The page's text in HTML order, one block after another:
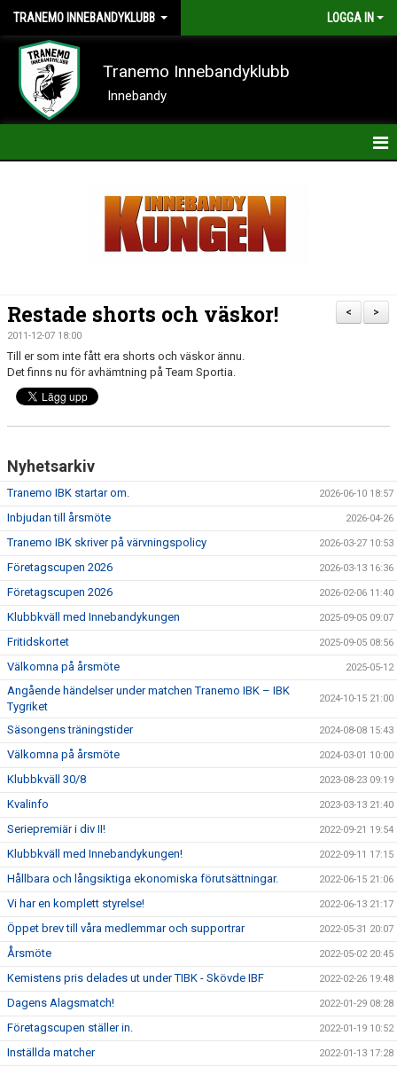
TRANEMO INNEBANDYKLUBB LOGGA IN
Tranemo Innebandyklubb
Innebandy
KALENDER
BILDER
DOKUMENT
FÖRETAGSCUPEN 2026
SCHEMAN
FÖRENINGSKLÄDER-INNEBANDYKUNGEN
FÖRENINGSDOMARE
>
<
Restade shorts och väskor!
2011-12-07 18:00
Till er som inte fått era shorts och väskor ännu.
Det finns nu för avhämtning på Team Sportia.
Nyhetsarkiv
Tranemo IBK startar om. 2026-06-10 18:57
Inbjudan till årsmöte 2026-04-26
Tranemo IBK skriver på värvningspolicy 2026-03-27 10:53
Företagscupen 2026 2026-03-13 16:36
Företagscupen 2026 2026-02-06 11:40
Klubbkväll med Innebandykungen 2025-09-05 09:07
Fritidskortet 2025-09-05 08:56
Välkomna på årsmöte 2025-05-12
Angående händelser under matchen Tranemo IBK – IBK
Tygriket
2024-10-15 21:00
Säsongens träningstider 2024-08-08 15:43
Välkomna på årsmöte 2024-03-01 10:00
Klubbkväll 30/8 2023-08-23 09:19
Kvalinfo 2023-03-13 21:40
Seriepremiär i div II! 2022-09-21 19:54
Klubbkväll med Innebandykungen! 2022-09-11 17:15
Hållbara och långsiktiga ekonomiska förutsättningar. 2022-06-15 21:06
Vi har en komplett styrelse! 2022-06-13 21:17
Öppet brev till våra medlemmar och supportrar 2022-05-31 20:07
Årsmöte 2022-05-02 20:45
Kemistens pris delades ut under TIBK - Skövde IBF 2022-02-26 19:48
Dagens Alagsmatch! 2022-01-29 08:28
Företagscupen ställer in. 2022-01-19 10:52
Inställda matcher 2022-01-13 17:28